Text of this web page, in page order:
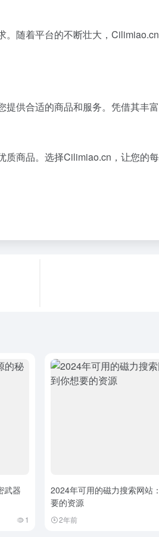
随着平台的不断壮大，
供合适的商品和服务。凭借其丰
商品。选择Cilimiao.cn，让您的
武器
1
2024年可用的磁力搜索网站
要的资源
2年前